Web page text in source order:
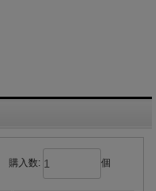
購入数: 個